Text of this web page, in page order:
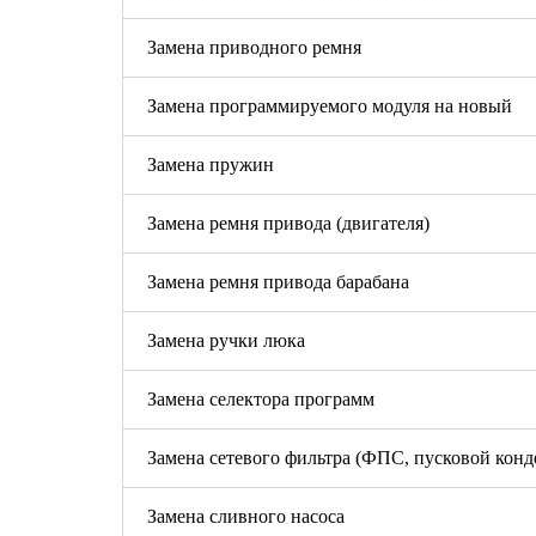
Замена приводного ремня
Замена программируемого модуля на новый
Замена пружин
Замена ремня привода (двигателя)
Замена ремня привода барабана
Замена ручки люка
Замена селектора программ
Замена сетевого фильтра (ФПС, пусковой
Замена сливного насоса